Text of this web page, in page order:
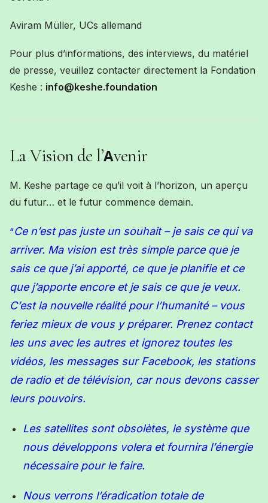
Aviram Müller, UCs allemand
Pour plus d’informations, des interviews, du matériel
de presse, veuillez contacter directement la Fondation
Keshe : info@keshe.foundation
La Vision de l’Avenir
M. Keshe partage ce qu’il voit à l’horizon, un aperçu
du futur… et le futur commence demain.
“Ce n’est pas juste un souhait– je sais ce qui va
arriver. Ma vision est très simple parce que je
sais ce que j’ai apporté, ce que je planifie et ce
que j’apporte encore et je sais ce que je veux.
C’est la nouvelle réalité pour l’humanité – vous
feriez mieux de vous y préparer. Prenez contact
les uns avec les autres et ignorez toutes les
vidéos, les messages sur Facebook, les stations
de radio et de télévision, car nous devons casser
leurs pouvoirs.
Les satellites sont obsolètes, le système que
nous développons volera et fournira l’énergie
nécessaire pour le faire.
Nous verrons l’éradication totale de